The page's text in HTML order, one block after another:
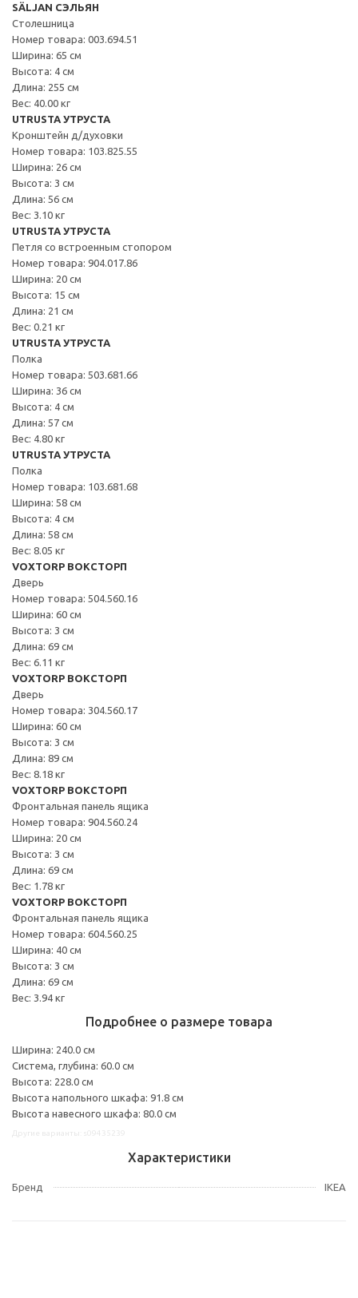
SÄLJAN СЭЛЬЯН
Столешница
Номер товара: 003.694.51
Ширина: 65 см
Высота: 4 см
Длина: 255 см
Вес: 40.00 кг
UTRUSTA УТРУСТА
Кронштейн д/духовки
Номер товара: 103.825.55
Ширина: 26 см
Высота: 3 см
Длина: 56 см
Вес: 3.10 кг
UTRUSTA УТРУСТА
Петля со встроенным стопором
Номер товара: 904.017.86
Ширина: 20 см
Высота: 15 см
Длина: 21 см
Вес: 0.21 кг
UTRUSTA УТРУСТА
Полка
Номер товара: 503.681.66
Ширина: 36 см
Высота: 4 см
Длина: 57 см
Вес: 4.80 кг
UTRUSTA УТРУСТА
Полка
Номер товара: 103.681.68
Ширина: 58 см
Высота: 4 см
Длина: 58 см
Вес: 8.05 кг
VOXTORP ВОКСТОРП
Дверь
Номер товара: 504.560.16
Ширина: 60 см
Высота: 3 см
Длина: 69 см
Вес: 6.11 кг
VOXTORP ВОКСТОРП
Дверь
Номер товара: 304.560.17
Ширина: 60 см
Высота: 3 см
Длина: 89 см
Вес: 8.18 кг
VOXTORP ВОКСТОРП
Фронтальная панель ящика
Номер товара: 904.560.24
Ширина: 20 см
Высота: 3 см
Длина: 69 см
Вес: 1.78 кг
VOXTORP ВОКСТОРП
Фронтальная панель ящика
Номер товара: 604.560.25
Ширина: 40 см
Высота: 3 см
Длина: 69 см
Вес: 3.94 кг
Подробнее о размере товара
Ширина: 240.0 см
Система, глубина: 60.0 см
Высота: 228.0 см
Высота напольного шкафа: 91.8 см
Высота навесного шкафа: 80.0 см
Характеристики
Бренд IKEA